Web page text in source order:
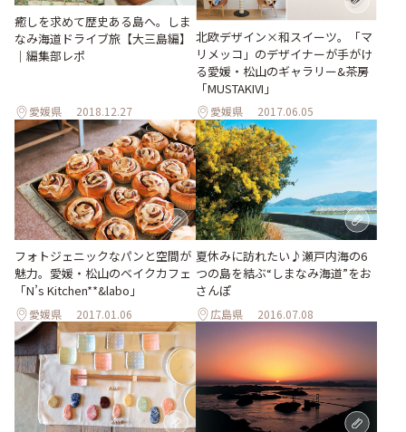
癒しを求めて歴史ある島へ。しま
なみ海道ドライブ旅【大三島編】
｜編集部レポ
愛媛県 2018.12.27
北欧デザイン×和スイーツ。「マ
リメッコ」のデザイナーが手がけ
る愛媛・松山のギャラリー&茶房
「MUSTAKIVI」
愛媛県 2017.06.05
フォトジェニックなパンと空間が
魅力。愛媛・松山のベイクカフェ
「N’s Kitchen**&labo」
愛媛県 2017.01.06
夏休みに訪れたい♪瀬戸内海の6
つの島を結ぶ“しまなみ海道”をお
さんぽ
広島県 2016.07.08